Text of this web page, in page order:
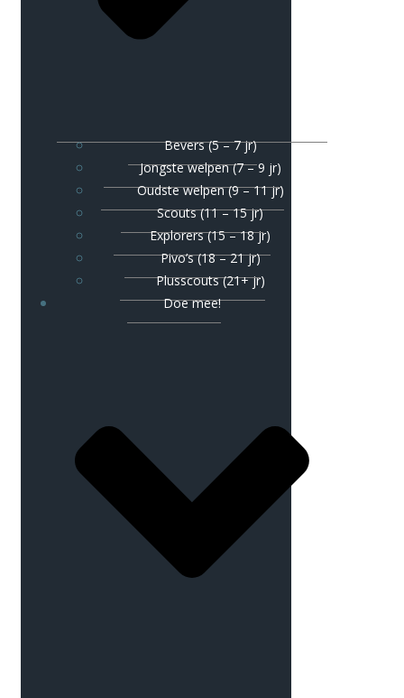
Bevers (5 – 7 jr)
Jongste welpen (7 – 9 jr)
Oudste welpen (9 – 11 jr)
Scouts (11 – 15 jr)
Explorers (15 – 18 jr)
Pivo’s (18 – 21 jr)
Plusscouts (21+ jr)
Doe mee!